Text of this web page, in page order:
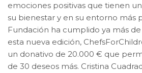
emociones positivas que tienen
su bienestar y en su entorno más
Fundación ha cumplido ya más
esta nueva edición,
un donativo de 20.000 € que
de 30 deseos más. Cristina